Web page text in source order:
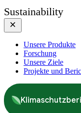
Sustainability
Unsere Produkte
Forschung
Unsere Ziele
Projekte und